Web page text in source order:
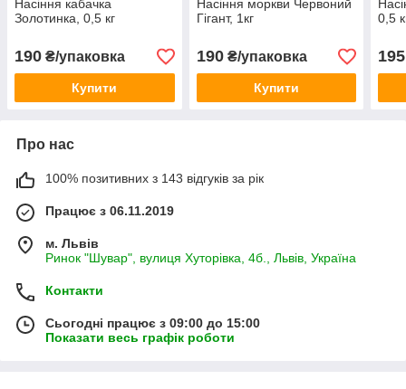
Насіння кабачка
Золотинка, 0,5 кг
190 ₴/упаковка
Купити
Насіння моркви Червоний
Гігант, 1кг
190₴/упаковка
Купити
0,5
195
Про нас
100% позитивних з 143 відгуків за рік
Працює з 06.11.2019
м. Львів
Ринок "Шувар", вулиця Хуторівка, 4б., Львів, Україна
Контакти
Сьогодні працює з 09:00 до 15:00
Показати весь графік роботи